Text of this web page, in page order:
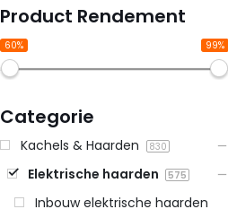
Product Rendement
60% 99%
Categorie
Kachels & Haarden 830
Elektrische haarden 575
Inbouw elektrische haarden